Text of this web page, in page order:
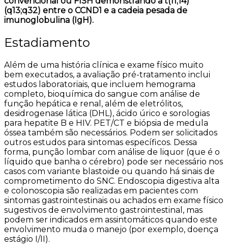
(q13;q32) entre o CCND1 e a cadeia pesada de
imunoglobulina (IgH).
Estadiamento
Além de uma história clínica e exame físico muito
bem executados, a avaliação pré-tratamento inclui
estudos laboratoriais, que incluem hemograma
completo, bioquímica do sangue com análise de
função hepática e renal, além de eletrólitos,
desidrogenase lática (DHL), ácido úrico e sorologias
para hepatite B e HIV. PET/CT e biópsia de medula
óssea também são necessários. Podem ser solicitados
outros estudos para sintomas específicos. Dessa
forma, punção lombar com análise de liquor (que é o
líquido que banha o cérebro) pode ser necessário nos
casos com variante blastoide ou quando há sinais de
comprometimento do SNC. Endoscopia digestiva alta
e colonoscopia são realizadas em pacientes com
sintomas gastrointestinais ou achados em exame físico
sugestivos de envolvimento gastrointestinal, mas
podem ser indicados em assintomáticos quando este
envolvimento muda o manejo (por exemplo, doença
estágio I/II).